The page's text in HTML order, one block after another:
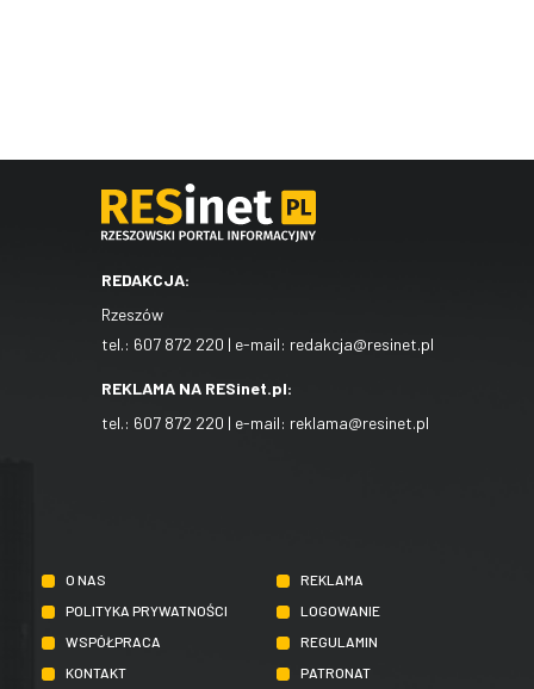
REDAKCJA:
Rzeszów
tel.: 607 872 220 | e-mail: redakcja@resinet.pl
REKLAMA NA RESinet.pl:
tel.: 607 872 220 | e-mail: reklama@resinet.pl
O NAS
REKLAMA
POLITYKA PRYWATNOŚCI
LOGOWANIE
WSPÓŁPRACA
REGULAMIN
KONTAKT
PATRONAT